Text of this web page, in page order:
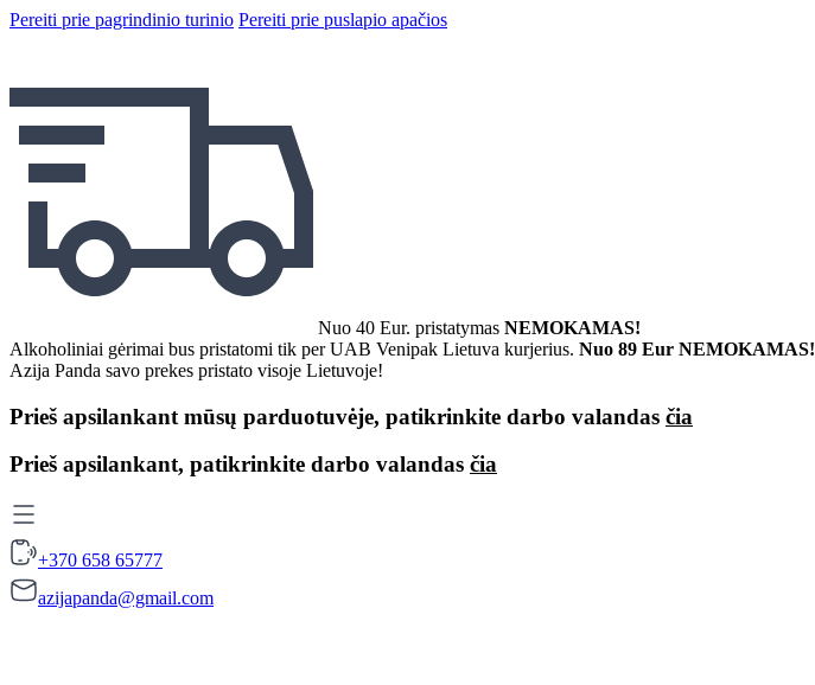
Pereiti prie pagrindinio turinio Pereiti prie puslapio apačios
Nuo 40 Eur. pristatymas NEMOKAMAS!
Alkoholiniai gėrimai bus pristatomi tik per UAB Venipak Lietuva kurjerius. Nuo 89 Eur NEMOKAMAS!
Azija Panda savo prekes pristato visoje Lietuvoje!
Prieš apsilankant mūsų parduotuvėje, patikrinkite darbo valandas čia
Prieš apsilankant, patikrinkite darbo valandas čia
+370 658 65777
azijapanda@gmail.com